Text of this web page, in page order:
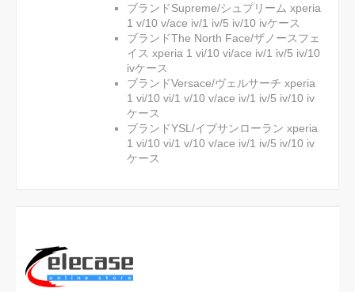
ブランドSupreme/シュプリーム xperia
1 v/10 v/ace iv/1 iv/5 iv/10 ivケース
ブランドThe North Face/ザノースフェ
イス xperia 1 vi/10 vi/ace iv/1 iv/5 iv/10
ivケース
ブランドVersace/ヴェルサーチ xperia
1 vi/10 vi/1 v/10 v/ace iv/1 iv/5 iv/10 iv
ケース
ブランドYSL/イブサンローラン xperia
1 vi/10 vi/1 v/10 v/ace iv/1 iv/5 iv/10 iv
ケース